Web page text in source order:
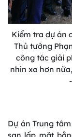
Kiểm tra dự án
Thủ tướng
công tác giải
nhìn xa hơn
Dự án Trung
san lấp mặt